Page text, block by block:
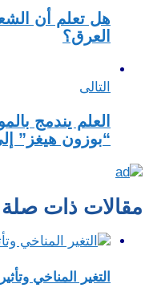
هل تعلم أن
العرق؟
التالى
العلم يندمج
“بوزون هيغز”
مقالات ذات صلة
التغير المناخي